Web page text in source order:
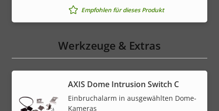
Empfohlen für dieses Produkt
Werkzeuge & Extras
AXIS Dome Intrusion Switch C
Einbruchalarm in ausgewählten Dome-
Kameras